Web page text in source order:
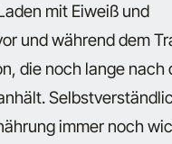
mit Eiweiß und
und während dem
die noch lange nach
immer noch